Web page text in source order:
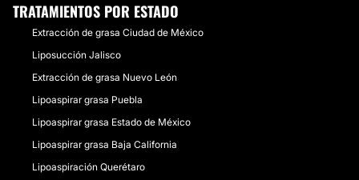
TRATAMIENTOS POR ESTADO
Extracción de grasa Ciudad de México
Liposucción Jalisco
Extracción de grasa Nuevo León
Lipoaspirar grasa Puebla
Lipoaspirar grasa Estado de México
Lipoaspirar grasa Baja California
Lipoaspiración Querétaro